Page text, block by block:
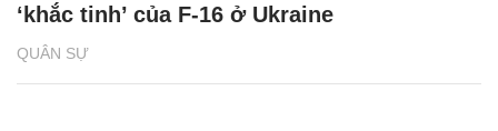
QUÂN SỰ
‘khắc tinh’ của F-16 ở Ukraine